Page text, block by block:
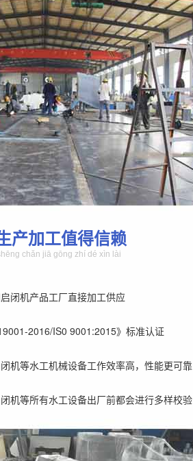
产加工值得信赖
chǎn jiā gōng zhí dé xìn lài
闭机产品工厂直接加工供应
2016/IS0 9001:2015》标准认证
机等水工机械设备工作效率高，性能更可靠
机等所有水工设备出厂前都会进行多样校验